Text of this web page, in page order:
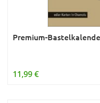
Premium-
11,99 €